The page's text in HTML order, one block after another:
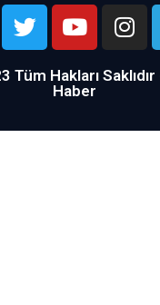
Tüm Hakları
Haber